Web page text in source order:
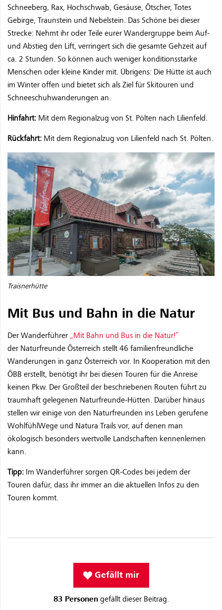
Schneeberg, Rax, Hochschwab, Gesäuse, Ötscher, Totes
Gebirge, Traunstein und Nebelstein. Das Schöne bei dieser
Strecke: Nehmt ihr oder Teile eurer Wandergruppe beim Auf-
und Abstieg den Lift, verringert sich die gesamte Gehzeit auf
ca. 2 Stunden. So können auch weniger konditionsstarke
Menschen oder kleine Kinder mit. Übrigens: Die Hütte ist auch
im Winter offen und bietet sich als Ziel für Skitouren und
Schneeschuhwanderungen an.
Hinfahrt: Mit dem Regionalzug von St. Pölten nach Lilienfeld.
Rückfahrt: Mit dem Regionalzug von Lilienfeld nach St. Pölten.
Traisnerhütte
Mit Bus und Bahn in die Natur
Der Wanderführer „Mit Bahn und Bus in die Natur!“
der Naturfreunde Österreich stellt 46 familienfreundliche
Wanderungen in ganz Österreich vor. In Kooperation mit den
ÖBB erstellt, benötigt ihr bei diesen Touren für die Anreise
keinen Pkw. Der Großteil der beschriebenen Routen führt zu
traumhaft gelegenen Naturfreunde-Hütten. Darüber hinaus
stellen wir einige von den Naturfreunden ins Leben gerufene
WohlfühlWege und Natura Trails vor, auf denen man
ökologisch besonders wertvolle Landschaften kennenlernen
kann.
Tipp: Im Wanderführer sorgen QR-Codes bei jedem der
Touren dafür, dass ihr immer an die aktuellen Infos zu den
Touren kommt.
Gefällt mir
83 Personengefällt dieser Beitrag.